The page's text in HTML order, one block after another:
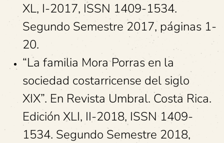
XL, I-2017, ISSN 1409-1534.
Segundo Semestre 2017, páginas 1-
20.
“La familia Mora Porras en la
sociedad costarricense del siglo
XIX”. En Revista Umbral. Costa Rica.
Edición XLI, II-2018, ISSN 1409-
1534. Segundo Semestre 2018,